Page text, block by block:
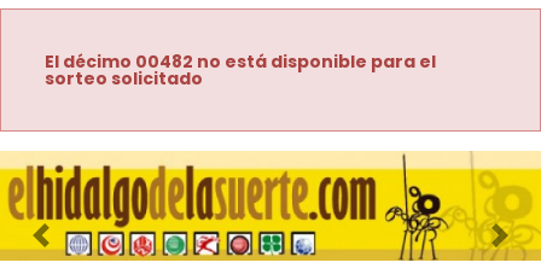
El décimo 00482 no está disponible para el
sorteo solicitado
Imagen anterior